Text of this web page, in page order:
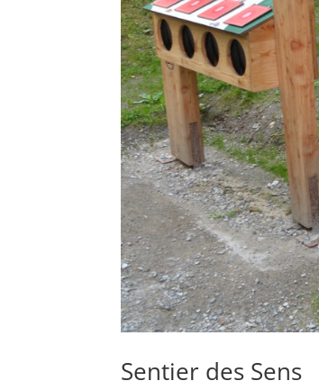
Sentier des Sens